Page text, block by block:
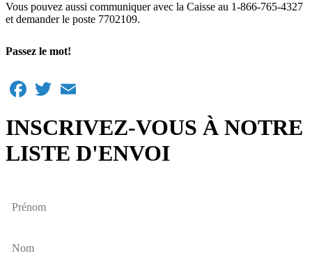
Vous pouvez aussi communiquer avec la Caisse au 1-866-765-4327
et demander le poste 7702109.
Passez le mot!
Facebook
Twitter
INSCRIVEZ-VOUS À NOTRE
LISTE D'ENVOI